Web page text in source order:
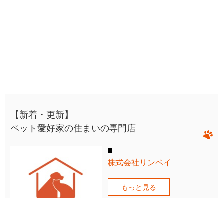
【新着・更新】
ペット愛好家の住まいの専門店
株式会社リンペイ
もっと見る